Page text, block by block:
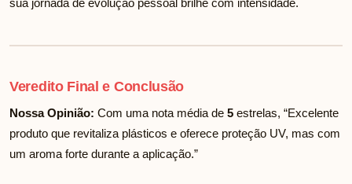
sua jornada de evolução pessoal brilhe com intensidade.
Veredito Final e Conclusão
Nossa Opinião: Com uma nota média de 5 estrelas, “Excelente
produto que revitaliza plásticos e oferece proteção UV, mas com
um aroma forte durante a aplicação.”